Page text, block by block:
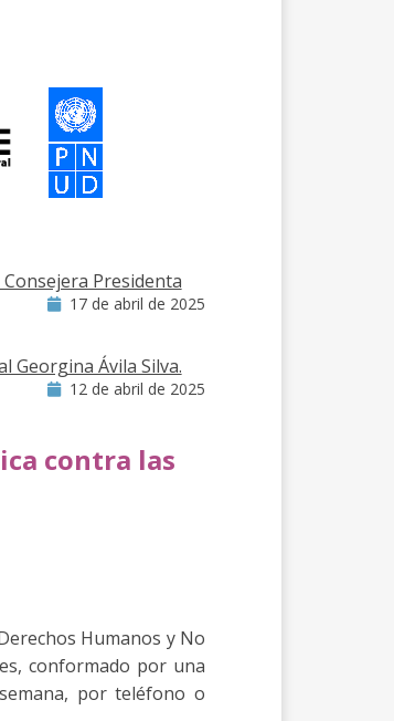
Presidenta
17 de abril de 2025
Georgina Ávila Silva.
12 de abril de 2025
contra las
Humanos y No
conformado por una
por teléfono o